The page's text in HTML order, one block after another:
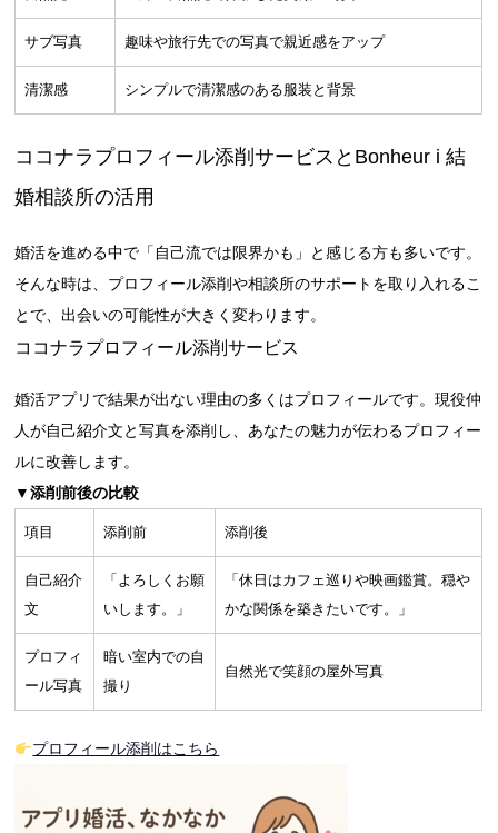
サブ写真 趣味や旅行先での写真で親近感をアップ
清潔感 シンプルで清潔感のある服装と背景
ココナラプロフィール添削サービスとBonheur i 結
婚相談所の活用
婚活を進める中で「自己流では限界かも」と感じる方も多いです。
そんな時は、プロフィール添削や相談所のサポートを取り入れるこ
とで、出会いの可能性が大きく変わります。
ココナラプロフィール添削サービス
婚活アプリで結果が出ない理由の多くはプロフィールです。現役仲
人が自己紹介文と写真を添削し、あなたの魅力が伝わるプロフィー
ルに改善します。
▼添削前後の比較
項目 添削前 添削後
自己紹介
文
「よろしくお願
いします。」
「休日はカフェ巡りや映画鑑賞。穏や
かな関係を築きたいです。」
プロフィ
ール写真
暗い室内での自
撮り
自然光で笑顔の屋外写真
プロフィール添削はこちら